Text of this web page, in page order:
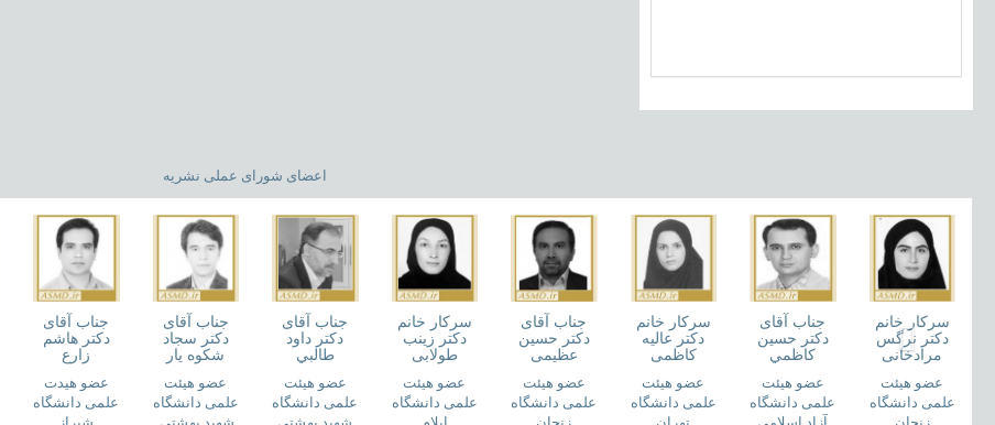
اعضای شورای عملی نشریه
جناب آقای
دکتر هاشم
زارع
عضو هیدت
علمی دانشگاه
جناب آقای
دکتر سجاد
شكوه يار
عضو هیئت
علمی دانشگاه
جناب آقای
دکتر داود
طالبي
عضو هیئت
علمی دانشگاه
سرکار خانم
دکتر زینب
طولابی
عضو هیئت
علمی دانشگاه
جناب آقای
دکتر حسین
عظیمی
عضو هیئت
علمی دانشگاه
زنجان
سرکار خانم
دکتر عالیه
کاظمی
عضو هیئت
علمی دانشگاه
تهران
جناب آقای
دکتر حسين
کاظمي
عضو هیئت
علمی دانشگاه
آزاد اسلامی
سرکار خانم
دکتر نرگس
مرادخانی
عضو هیئت
علمی دانشگاه
زنجان